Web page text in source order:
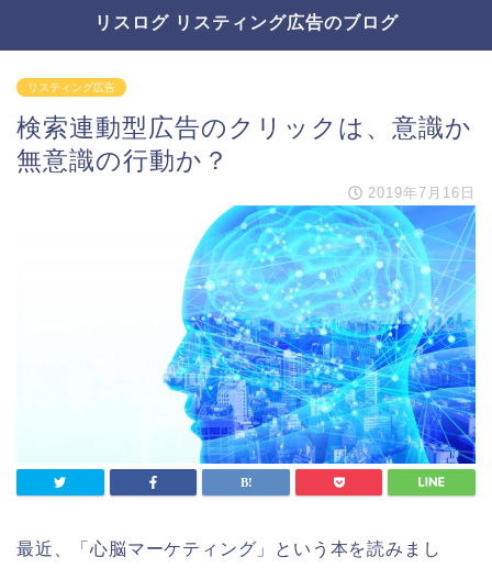
リスログ リスティング広告のブログ
リスティング広告
検索連動型広告のクリックは、意識か
無意識の行動か？
2019年7月16日
最近、「心脳マーケティング」という本を読みまし